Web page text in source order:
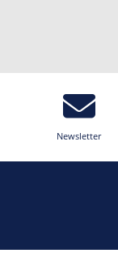
Newsletter